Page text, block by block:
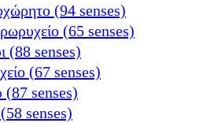
(94 senses)
(65 senses)
(88 senses)
(67 senses)
(87 senses)
senses)